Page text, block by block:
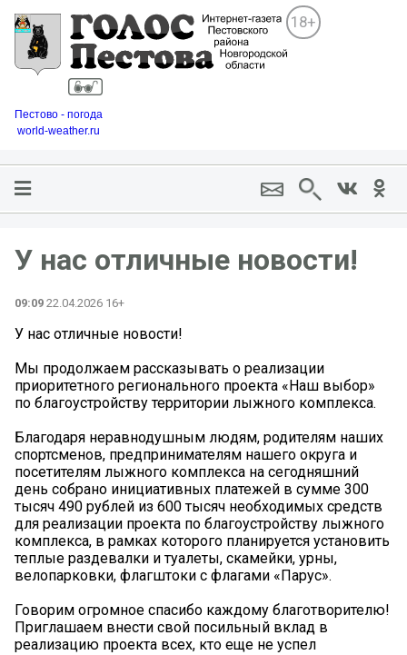
18+
Пестово - погода
world-weather.ru
У нас отличные новости!
09:09 22.04.2026 16+
У нас отличные новости!
Мы продолжаем рассказывать о реализации
приоритетного регионального проекта «Наш выбор»
по благоустройству территории лыжного комплекса.
Благодаря неравнодушным людям, родителям наших
спортсменов, предпринимателям нашего округа и
посетителям лыжного комплекса на сегодняшний
день собрано инициативных платежей в сумме 300
тысяч 490 рублей из 600 тысяч необходимых средств
для реализации проекта по благоустройству лыжного
комплекса, в рамках которого планируется установить
теплые раздевалки и туалеты, скамейки, урны,
велопарковки, флагштоки с флагами «Парус».
Говорим огромное спасибо каждому благотворителю!
Приглашаем внести свой посильный вклад в
реализацию проекта всех, кто еще не успел